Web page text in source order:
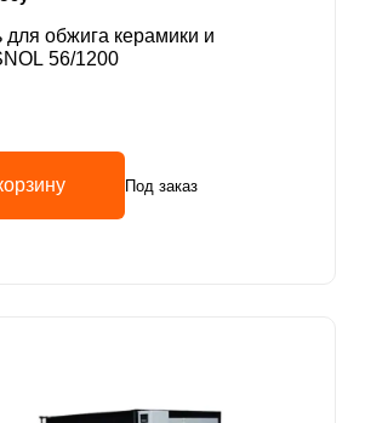
для обжига керамики и
56/1200
5
Под заказ